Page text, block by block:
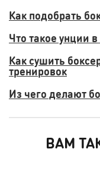
Как подобрать
Что такое унции
Как сушить
тренировок
Из чего делают
ВАМ